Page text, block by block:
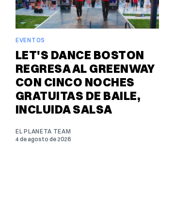
EVENTOS
LET'S DANCE BOSTON
REGRESA AL GREENWAY
CON CINCO NOCHES
GRATUITAS DE BAILE,
INCLUIDA SALSA
EL PLANETA TEAM
4 de agosto de 2026